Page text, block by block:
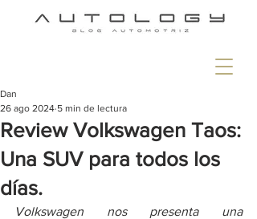
Review Volkswagen Taos:
Una SUV para todos los
días.
Dan
26 ago 2024 5 min de lectura
Volkswagen nos presenta una